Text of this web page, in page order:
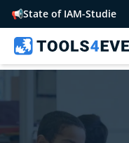
📢State of IAM-Studie